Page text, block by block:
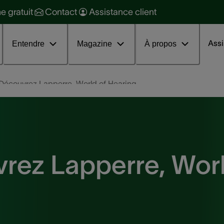
gratuit Contact Assistance client
Entendre Magazine À propos
d'information sur les
Lapperre, World of Hearing.
Lapperre,